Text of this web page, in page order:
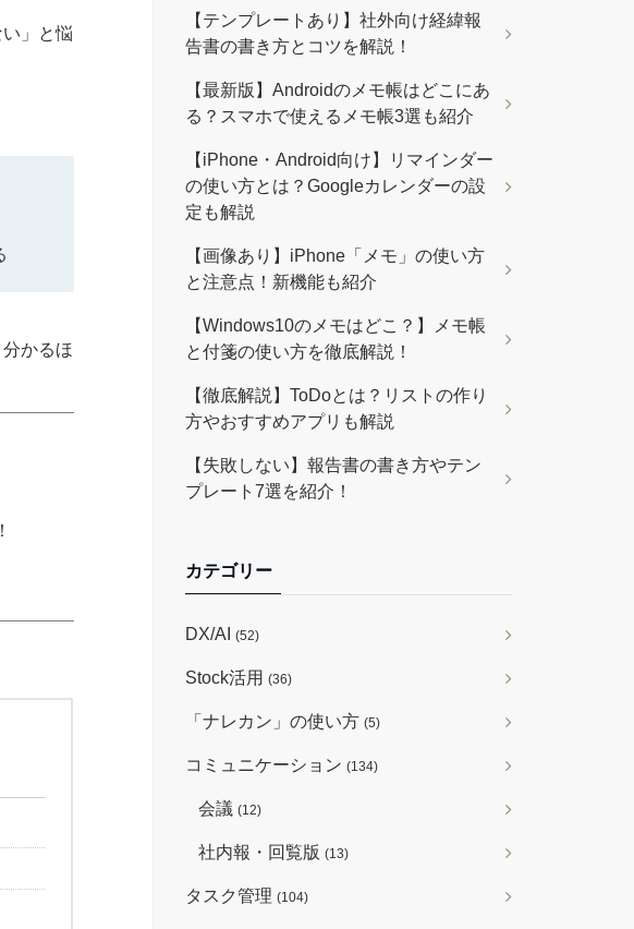
」と悩
かるほ
【テンプレートあり】社外向け経緯報
告書の書き方とコツを解説！
【最新版】Androidのメモ帳はどこにあ
る？スマホで使えるメモ帳3選も紹介
【iPhone・Android向け】リマインダー
の使い方とは？Googleカレンダーの設
定も解説
【画像あり】iPhone「メモ」の使い方
と注意点！新機能も紹介
【Windows10のメモはどこ？】メモ帳
と付箋の使い方を徹底解説！
【徹底解説】ToDoとは？リストの作り
方やおすすめアプリも解説
【失敗しない】報告書の書き方やテン
プレート7選を紹介！
カテゴリー
DX/AI (52)
Stock活用 (36)
「ナレカン」の使い方 (5)
コミュニケーション (134)
会議 (12)
社内報・回覧版 (13)
タスク管理 (104)